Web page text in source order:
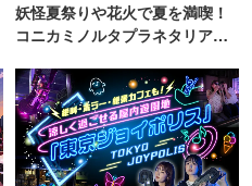
妖怪夏祭りや花火で夏を満喫！
コニカミノルタプラネタリア